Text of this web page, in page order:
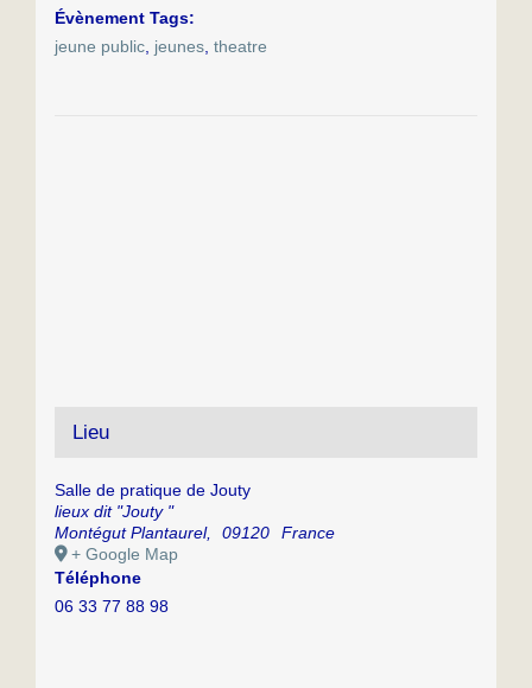
Évènement Tags:
jeune public, jeunes, theatre
Lieu
Salle de pratique de Jouty
lieux dit "Jouty "
Montégut Plantaurel, 09120
France
+ Google Map
Téléphone
06 33 77 88 98